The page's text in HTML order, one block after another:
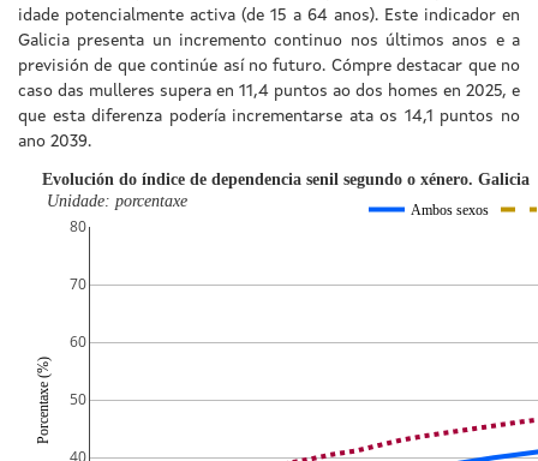
idade potencialmente activa (de 15 a 64 anos). Este indicador en
Galicia presenta un incremento continuo nos últimos anos e a
previsión de que continúe así no futuro. Cómpre destacar que no
caso das mulleres supera en 11,4 puntos ao dos homes en 2025, e
que esta diferenza podería incrementarse ata os 14,1 puntos no
ano 2039.
50
60
70
80
Ambos sexos
Evolución do índice de dependencia senil segundo o xénero. Galicia
Unidade: porcentaxe
Porcentaxe (%)